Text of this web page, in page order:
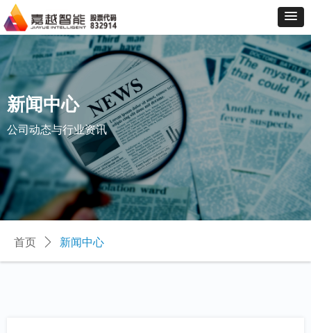
首页 ꄲ 新闻中心
新闻中心
公司动态与行业资讯